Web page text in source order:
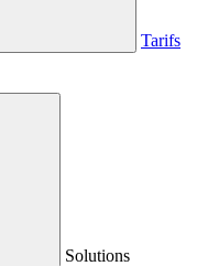
Tarifs
Solutions